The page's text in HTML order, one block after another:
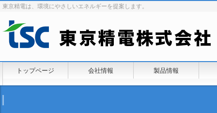
東京精電は、環境にやさしいエネルギーを提案します。
トップページ 会社情報 製品情報